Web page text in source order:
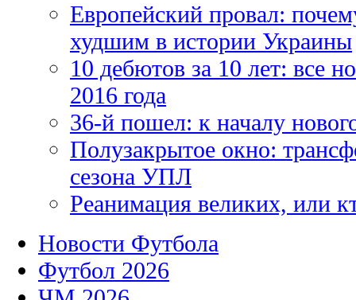
Европейский провал:
худшим в истории Украины
10 дебютов за 10 лет: все
2016 года
36-й пошел: к началу
Полузакрытое окно:
сезона УПЛ
Реанимация великих, или
Новости Футбола
Футбол 2026